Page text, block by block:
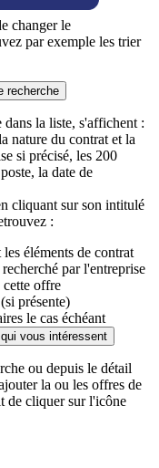
changer le
par exemple les trier
recherche
la liste, s'affichent :
nature du contrat et la
si précisé, les 200
la date de
cliquant sur son intitulé
:
éléments de contrat
par l'entreprise
cette offre
présente)
le cas échéant
vous intéressent
ou depuis le détail
la ou les offres de
de cliquer sur l'icône